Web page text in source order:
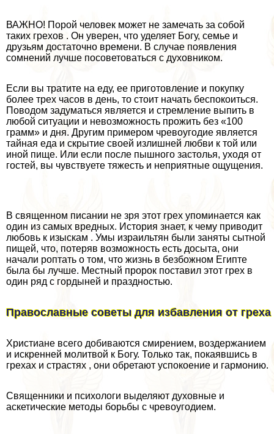
ВАЖНО! Порой человек может не замечать за собой
таких грехов . Он уверен, что уделяет Богу, семье и
друзьям достаточно времени. В случае появления
сомнений лучше посоветоваться с духовником.
Если вы тратите на еду, ее приготовление и покупку
более трех часов в день, то стоит начать беспокоиться.
Поводом задуматься является и стремление выпить в
любой ситуации и невозможность прожить без «100
грамм» и дня. Другим примером чревоугодие является
тайная еда и скрытие своей излишней любви к той или
иной пище. Или если после пышного застолья, уходя от
гостей, вы чувствуете тяжесть и неприятные ощущения.
В священном писании не зря этот грех упоминается как
один из самых вредных. История знает, к чему приводит
любовь к изыскам . Умы израильтян были заняты сытной
пищей, что, потеряв возможность есть досыта, они
начали роптать о том, что жизнь в безбожном Египте
была бы лучше. Местный пророк поставил этот грех в
один ряд с гордыней и праздностью.
Православные советы для избавления от греха
Христиане всего добиваются смирением, воздержанием
и искренней молитвой к Богу. Только так, покаявшись в
грехах и страстях , они обретают успокоение и гармонию.
Священники и психологи выделяют духовные и
аскетические методы борьбы с чревоугодием.